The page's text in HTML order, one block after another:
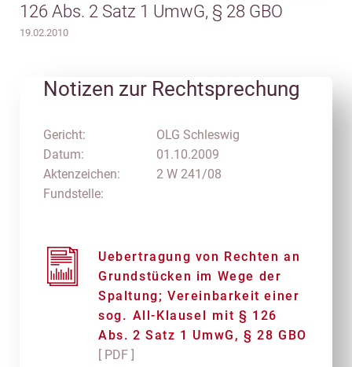
126 Abs. 2 Satz 1 UmwG, § 28 GBO
19.02.2010
Notizen zur Rechtsprechung
Gericht:
Datum:
Aktenzeichen:
Fundstelle:
OLG Schleswig
01.10.2009
2 W 241/08
Uebertragung von Rechten an
Grundstücken im Wege der
Spaltung; Vereinbarkeit einer
sog. All-Klausel mit § 126
Abs. 2 Satz 1 UmwG, § 28 GBO
[ PDF ]